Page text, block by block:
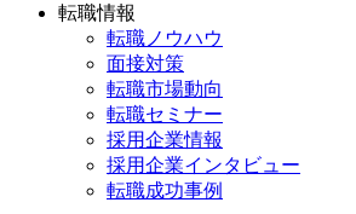
転職情報
転職ノウハウ
面接対策
転職市場動向
転職セミナー
採用企業情報
採用企業インタビュー
転職成功事例